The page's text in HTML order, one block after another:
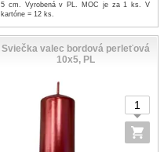
5 cm. Vyrobená v PL. MOC je za 1 ks. V
kartóne = 12 ks.
Sviečka valec bordová perleťová
10x5, PL